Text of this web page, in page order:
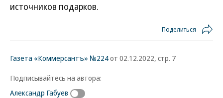
источников подарков.
Поделиться
Газета «Коммерсантъ» №224от 02.12.2022, стр. 7
Подписывайтесь на автора:
Александр Габуев